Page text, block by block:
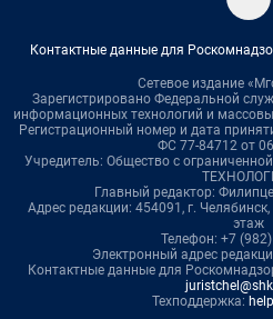
Контактные данные для
Сетевое издание
Зарегистрировано Федеральной
информационных технологий и
Регистрационный номер и дата
ФС 77-84712 от
Учредитель: Общество с
Главный редактор:
Адрес редакции: 454091, г.
этаж
Телефон: +7
Электронный адрес
Контактные данные для
Техподдержка: